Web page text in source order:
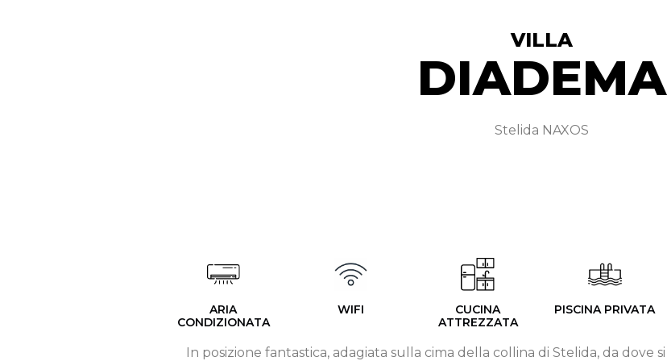
VILLA
DIADEMA
Stelida NAXOS​
ARIA
CONDIZIONATA
WIFI
CUCINA
ATTREZZATA
PISCINA PRIVATA
In posizione fantastica, adagiata sulla cima della collina di Stelida, da dove